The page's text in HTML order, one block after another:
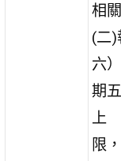
相
(二
六
期
上
限